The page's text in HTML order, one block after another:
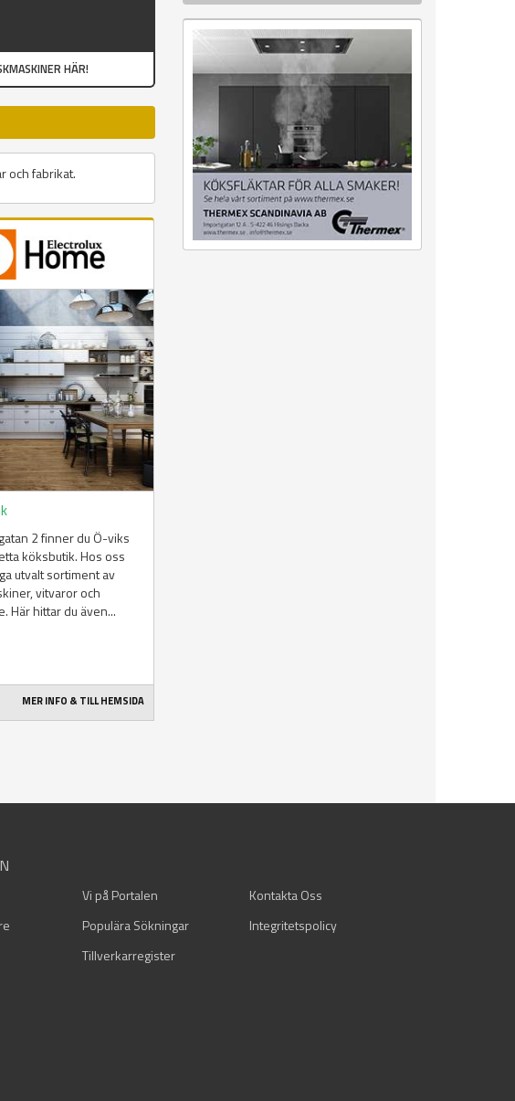
HÄR!
och fabrikat.
2 finner du Ö-viks
köksbutik. Hos oss
utvalt sortiment av
vitvaror och
Här hittar du även...
MER INFO & TILL HEMSIDA
Vi på Portalen
Kontakta Oss
Populära Sökningar
Integritetspolicy
Tillverkarregister